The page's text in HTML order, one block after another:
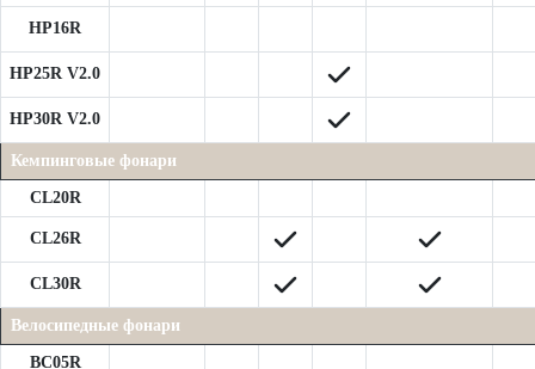
HP16R
HP25R V2.0
HP30R V2.0
Кемпинговые фонари
CL20R
CL26R
CL30R
Велосипедные фонари
BC05R